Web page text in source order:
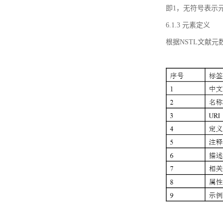
即1，无符号表示
6.1.3 元素定义
根据NSTL文献元